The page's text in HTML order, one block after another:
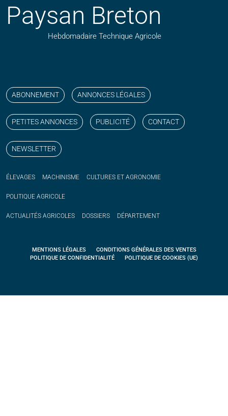
Paysan Breton
Hebdomadaire Technique Agricole
ABONNEMENT ANNONCES LÉGALES
PETITES ANNONCES PUBLICITÉ CONTACT
NEWSLETTER
ÉLEVAGES MACHINISME CULTURES ET AGRONOMIE
POLITIQUE AGRICOLE
ACTUALITÉS AGRICOLES DOSSIERS DÉPARTEMENT
MENTIONS LÉGALES
CONDITIONS GÉNÉRALES DES VENTES
POLITIQUE DE CONFIDENTIALITÉ
POLITIQUE DE COOKIES (UE)